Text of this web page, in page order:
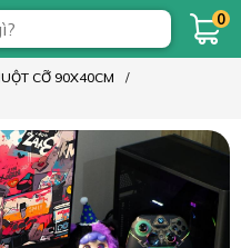
0
CỠ 90X40CM